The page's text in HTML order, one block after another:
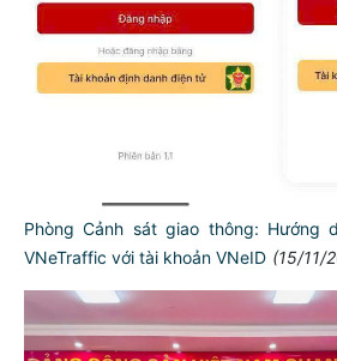
Phòng Cảnh sát giao thông: Hướng
VNeTraffic với tài khoản VNeID (15/11/